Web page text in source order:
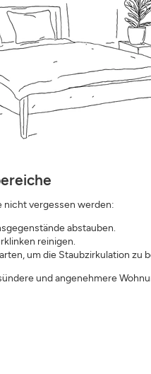
nicht vergessen werden:
abstauben.
reinigen.
um die Staubzirkulation zu
und angenehmere